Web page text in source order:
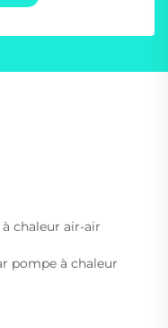
chaleur air-air
pompe à chaleur